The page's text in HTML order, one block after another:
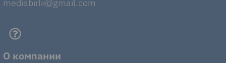
mediabirlii@gmail.com
О компании